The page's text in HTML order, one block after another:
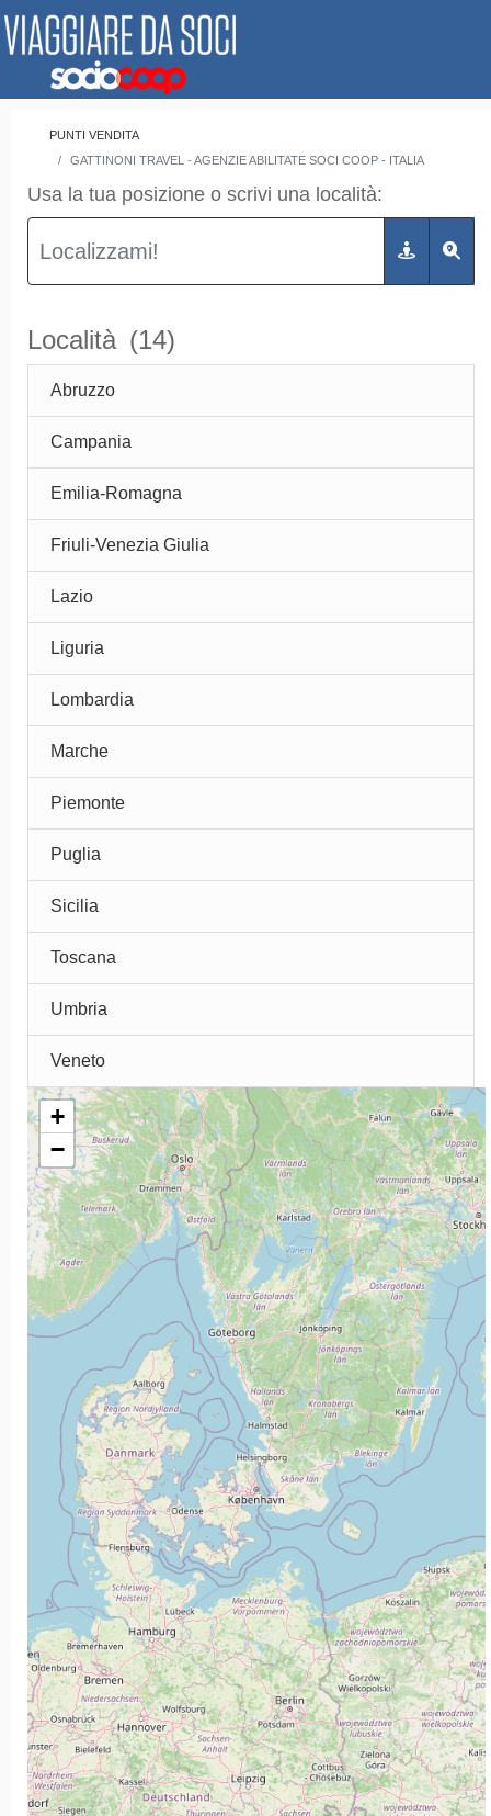
PUNTI VENDITA
GATTINONI TRAVEL - AGENZIE ABILITATE SOCI COOP - ITALIA
Usa la tua posizione o scrivi una località:
Località (14)
Abruzzo
Campania
Emilia-Romagna
Friuli-Venezia Giulia
Lazio
Liguria
Lombardia
Marche
Piemonte
Puglia
Sicilia
Toscana
Umbria
Veneto
+
−